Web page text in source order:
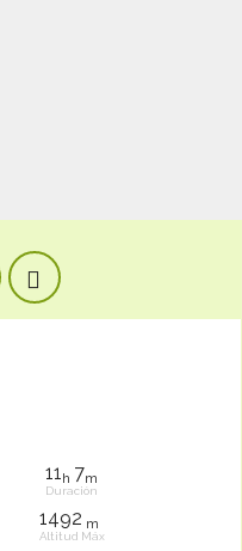
11h 7m
Duración
1492 m
Altitud Máx